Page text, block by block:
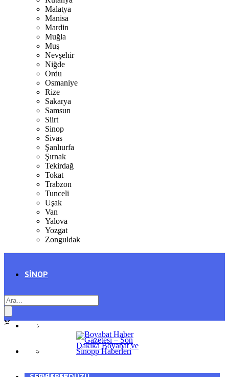
Malatya
Manisa
Mardin
Muğla
Muş
Nevşehir
Niğde
Ordu
Osmaniye
Rize
Sakarya
Samsun
Siirt
Sinop
Sivas
Şanlıurfa
Şırnak
Tekirdağ
Tokat
Trabzon
Tunceli
Uşak
Van
Yalova
Yozgat
Zonguldak
SINOP
AYANCIK
GENEL
SPOR